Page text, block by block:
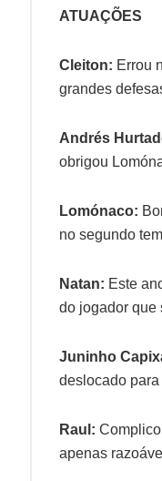
ATUAÇÕES
Cleiton: Errou
grandes
Andrés
obrigou
Lomónaco:
no segundo
Natan: Este
do jogador que
Juninho
deslocado
Raul:
apenas